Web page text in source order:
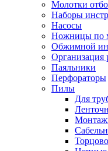
Молотки
Наборы
Насосы
Ножницы по
Обжимной
Организация
Паяльники
Перфораторы
Пилы
Для